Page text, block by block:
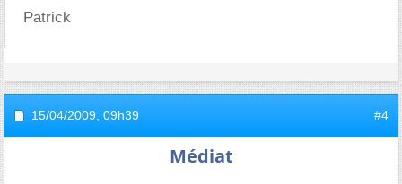
Patrick
15/04/2009, 09h39 #4
Médiat